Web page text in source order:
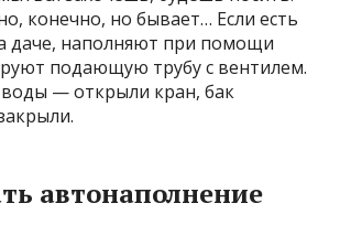
конечно, но бывает… Если есть
даче, наполняют при помощи
подающую трубу с вентилем.
— открыли кран, бак
автонаполнение